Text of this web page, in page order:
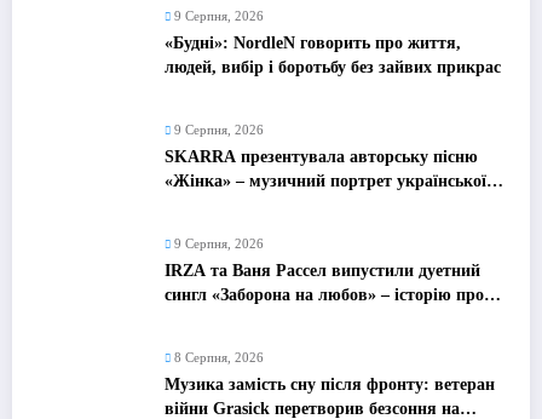
9 Серпня, 2026
«Будні»: NordleN говорить про життя,
людей, вибір і боротьбу без зайвих прикрас
9 Серпня, 2026
SKARRA презентувала авторську пісню
«Жінка» – музичний портрет української
9 Серпня, 2026
IRZA та Ваня Рассел випустили дуетний
сингл «Заборона на любов» – історію про
8 Серпня, 2026
Музика замість сну після фронту: ветеран
війни Grasick перетворив безсоння на